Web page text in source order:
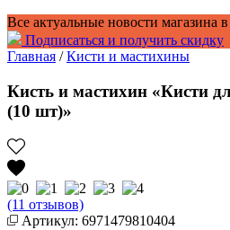
Все актуальные новости магазина
Подписаться и получить скидку
Главная /Кисти и мастихины
Кисть и мастихин «Кисти
(10 шт)»
(11 отзывов)
Артикул: 6971479810404